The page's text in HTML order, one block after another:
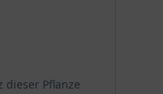
Pflanze